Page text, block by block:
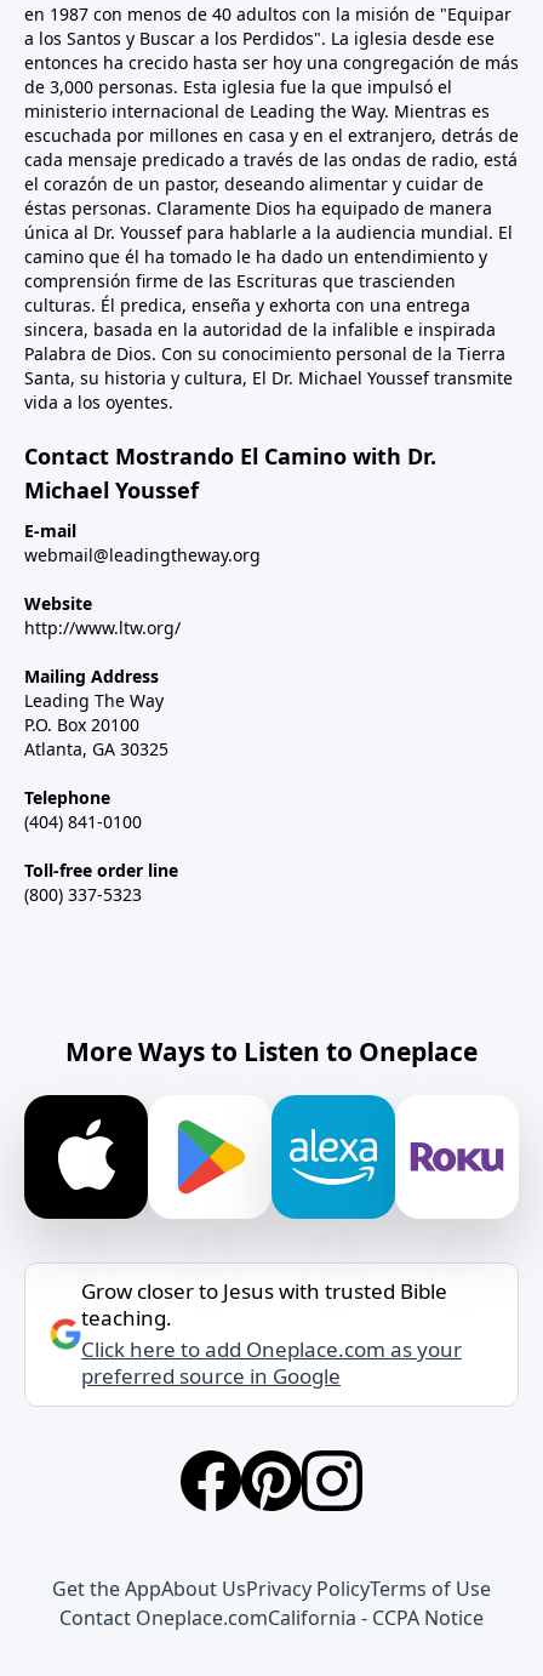
en 1987 con menos de 40 adultos con la misión de "Equipar
a los Santos y Buscar a los Perdidos". La iglesia desde ese
entonces ha crecido hasta ser hoy una congregación de más
de 3,000 personas. Esta iglesia fue la que impulsó el
ministerio internacional de Leading the Way. Mientras es
escuchada por millones en casa y en el extranjero, detrás de
cada mensaje predicado a través de las ondas de radio, está
el corazón de un pastor, deseando alimentar y cuidar de
éstas personas. Claramente Dios ha equipado de manera
única al Dr. Youssef para hablarle a la audiencia mundial. El
camino que él ha tomado le ha dado un entendimiento y
comprensión firme de las Escrituras que trascienden
culturas. Él predica, enseña y exhorta con una entrega
sincera, basada en la autoridad de la infalible e inspirada
Palabra de Dios. Con su conocimiento personal de la Tierra
Santa, su historia y cultura, El Dr. Michael Youssef transmite
vida a los oyentes.
Contact Mostrando El Camino with Dr.
Michael Youssef
E-mail
webmail@leadingtheway.org
Website
http://www.ltw.org/
Mailing Address
Leading The Way
P.O. Box 20100
Atlanta, GA 30325
Telephone
(404) 841-0100
Toll-free order line
(800) 337-5323
More Ways to Listen to Oneplace
Grow closer to Jesus with trusted Bible
teaching.
Click here to add Oneplace.com as your
preferred source in Google
Get the AppAbout UsPrivacy PolicyTerms of Use
Contact Oneplace.comCalifornia - CCPA Notice